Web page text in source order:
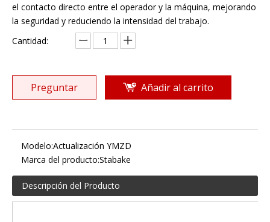
el contacto directo entre el operador y la máquina, mejorando
la seguridad y reduciendo la intensidad del trabajo.
Cantidad:
Preguntar Añadir al carrito
Modelo:Actualización YMZD
Marca del producto:Stabake
Descripción del Producto